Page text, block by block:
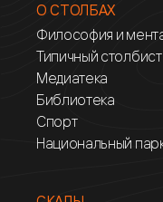
О СТОЛБАХ
Философия и
Типичный столбист
Медиатека
Библиотека
Спорт
Национальный